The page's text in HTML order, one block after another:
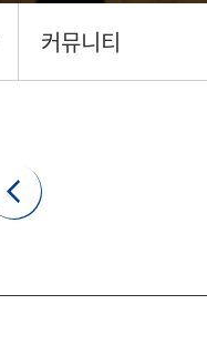
커뮤니티